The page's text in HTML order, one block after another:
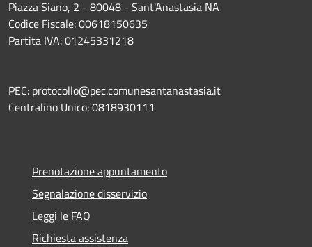
Piazza Siano, 2 - 80048 - Sant'Anastasia NA
Codice Fiscale: 00618150635
Partita IVA: 01245331218
PEC: protocollo@pec.comunesantanastasia.it
Centralino Unico: 0818930111
Prenotazione appuntamento
Segnalazione disservizio
Leggi le FAQ
Richiesta assistenza